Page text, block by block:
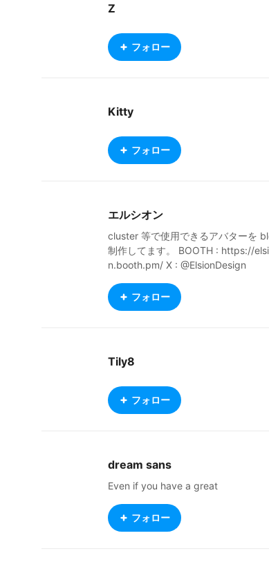
Z
フォロー
Kitty
フォロー
エルシオン
cluster 等で使用できるアバターを
制作してます。 BOOTH : https://
n.booth.pm/ X : @ElsionDesign
フォロー
Tily8
フォロー
dream sans
Even if you have a great
フォロー